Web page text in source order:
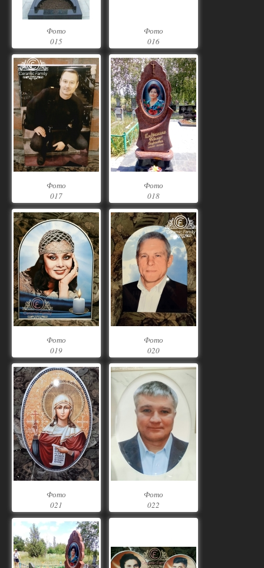
Фото
015
Фото
016
Фото
017
Фото
018
Фото
019
Фото
020
Фото
021
Фото
022